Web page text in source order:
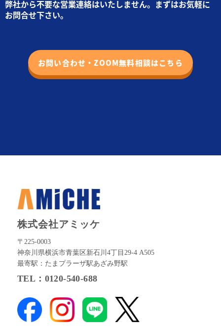
弊社から不要な営業連絡はいたしません。まずはお気軽に
お問合せ下さい。
お問い合わせ・ZOOM無料相談はこちら
株式会社アミッケ
〒225-0003
神奈川県横浜市青葉区新石川4丁目29-4 A505
最寄駅：たまプラーザ駅あざみ野駅
TEL：0120-540-688